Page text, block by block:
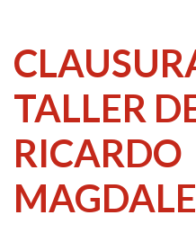
TALLER
RICARDO